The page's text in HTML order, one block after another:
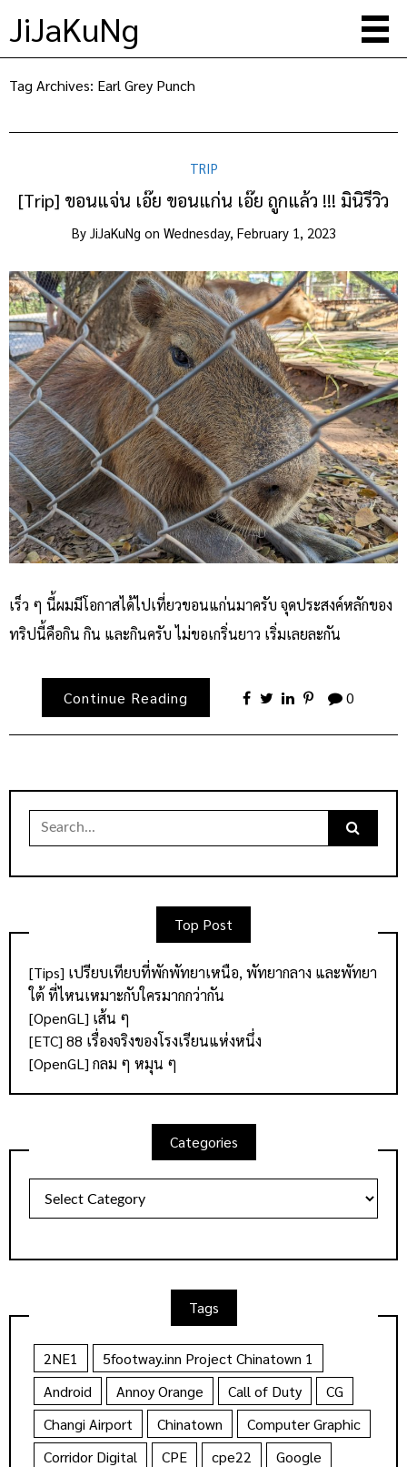
JiJaKuNg
Tag Archives: Earl Grey Punch
TRIP
[Trip] ขอนแจ่น เอ๊ย ขอนแก่น เอ๊ย ถูกแล้ว !!! มินิรีวิว
By JiJaKuNg on Wednesday, February 1, 2023
เร็ว ๆ นี้ผมมีโอกาสได้ไปเที่ยวขอนแก่นมาครับ จุดประสงค์หลักของ
ทริปนี้คือกิน กิน และกินครับ ไม่ขอเกริ่นยาว เริ่มเลยละกัน
Continue Reading 0
Search
for:
Top Post
[Tips] เปรียบเทียบที่พักพัทยาเหนือ, พัทยากลาง และพัทยา
ใต้ ที่ไหนเหมาะกับใครมากกว่ากัน
[OpenGL] เส้น ๆ
[ETC] 88 เรื่องจริงของโรงเรียนแห่งหนึ่ง
[OpenGL] กลม ๆ หมุน ๆ
Categories
Tags
2NE1
5footway.inn Project Chinatown 1
Android
Annoy Orange Call of Duty
CG
Changi Airport
Chinatown
Computer Graphic
Corridor Digital
CPE cpe22
Google